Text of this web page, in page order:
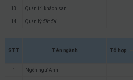
13 Quản trị khách sạn
14 Quản lý đất đai
STT Tên ngành Tổ hợp
1 Ngôn ngữ Anh